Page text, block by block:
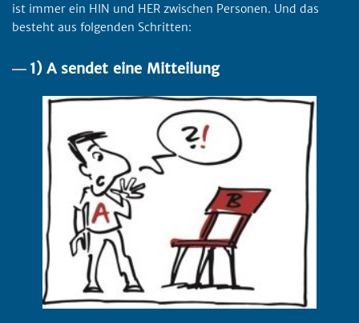
ist immer ein HIN und HER zwischen Personen. Und das
besteht aus folgenden Schritten:
1) A sendet eine Mitteilung